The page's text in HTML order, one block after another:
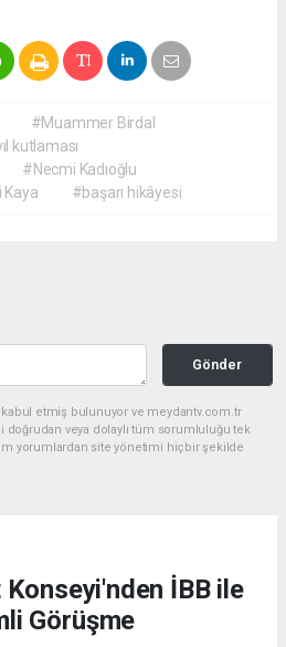
#Muammer Birdal
kutlaması
#Necmi Kadıoğlu
Kaya #başarı hikâyesi
Gönder
kabul etmiş bulunuyor ve meydantv.com.tr
doğrudan veya dolaylı tüm sorumluluğu tek
yorumlardan site yönetimi hiçbir şekilde
İBB ile
Görüşme